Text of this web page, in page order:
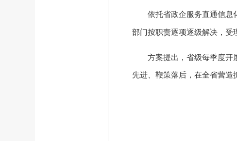
依托省政企服务直通信息化
部门按职责逐项逐级解决，受
方案提出，省级每季度开展
先进、鞭策落后，在全省营造